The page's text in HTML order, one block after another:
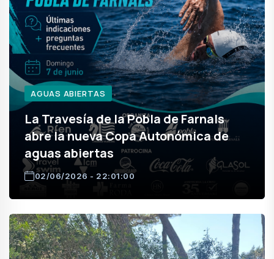
AGUAS ABIERTAS
La Travesía de la Pobla de Farnals
abre la nueva Copa Autonómica de
aguas abiertas
02/06/2026 - 22:01:00